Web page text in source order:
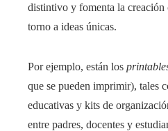
distintivo y fomenta la creación
torno a ideas únicas.
Por ejemplo, están los
que se pueden imprimir), tales
educativas y kits de
entre padres, docentes y